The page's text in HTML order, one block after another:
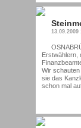
Erstwählern,
Wir
sie das
schon mal